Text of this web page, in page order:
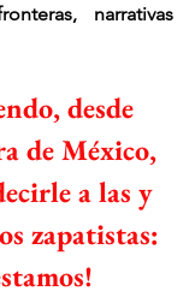
narrativas
desde
de México,
a las y
zapatistas: